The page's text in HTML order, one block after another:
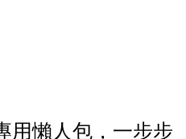
用懶人包，一步步